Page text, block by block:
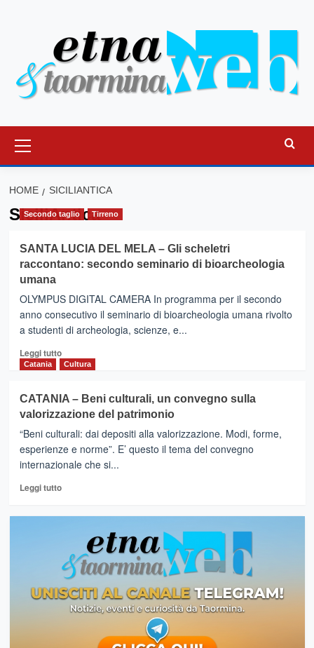
principale
HOME SICILIANTICA
SiciliAntica
Secondo taglio Tirreno
SANTA LUCIA DEL MELA – Gli scheletri
raccontano: secondo seminario di bioarcheologia
umana
OLYMPUS DIGITAL CAMERA In programma per il secondo
anno consecutivo il seminario di bioarcheologia umana rivolto
a studenti di archeologia, scienze, e...
Leggi tuttoLeggi
di
SANTA
LUCIA
DEL
–
Gli
scheletri
bioarcheologia
umana
Catania Cultura
CATANIA – Beni culturali, un convegno sulla
valorizzazione del patrimonio
“Beni culturali: dai depositi alla valorizzazione. Modi, forme,
esperienze e norme”. E’ questo il tema del convegno
internazionale che si...
Leggi tuttoLeggi
CATANIA
Beni
culturali,
un
convegno